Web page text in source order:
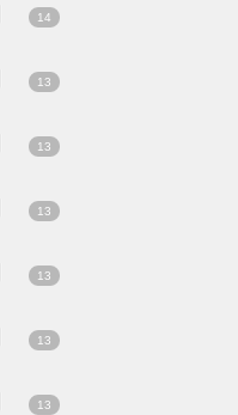
14
13
13
13
13
13
13